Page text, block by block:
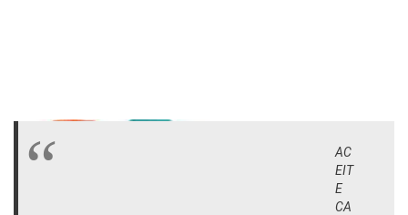
AC
EIT
E
CA